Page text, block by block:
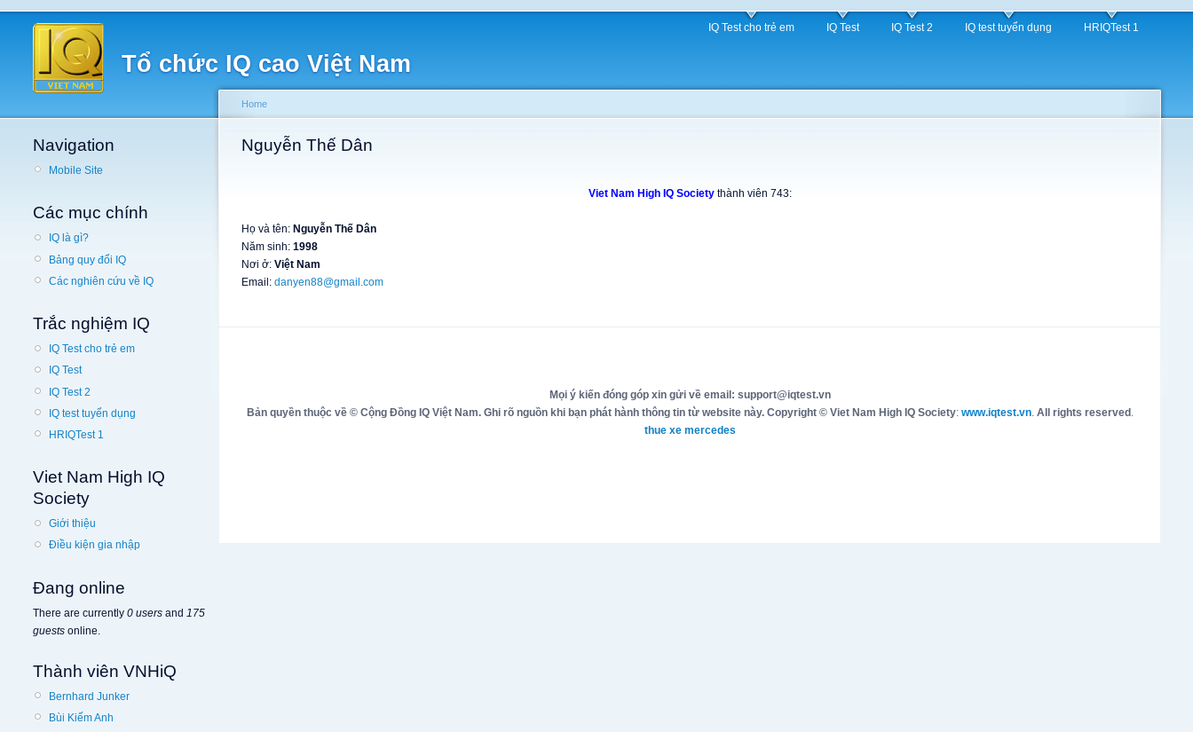
Tổ chức IQ cao Việt Nam
IQ Test cho trẻ em IQ Test IQ Test 2 IQ test tuyển dụng HRIQTest 1
Navigation
Mobile Site
Các mục chính
IQ là gì?
Bảng quy đổi IQ
Các nghiên cứu về IQ
Trắc nghiệm IQ
IQ Test cho trẻ em
IQ Test
IQ Test 2
IQ test tuyển dụng
HRIQTest 1
Viet Nam High IQ
Society
Giới thiệu
Điều kiện gia nhập
Đang online
There are currently 0 users and 175
guests online.
Thành viên VNHiQ
Bernhard Junker
Bùi Kiếm Anh
Home
Nguyễn Thế Dân
Viet Nam High IQ Societythành viên 743:
Họ và tên: Nguyễn Thế Dân
Năm sinh: 1998
Nơi ở: Việt Nam
Email: danyen88@gmail.com
Mọi ý kiến đóng góp xin gửi về email: support@iqtest.vn
Bản quyền thuộc về © Cộng Đồng IQ Việt Nam. Ghi rõ nguồn khi bạn phát hành thông tin từ website này. Copyright © Viet Nam High IQ Society: www.iqtest.vn. All rights reserved .
thue xe mercedes